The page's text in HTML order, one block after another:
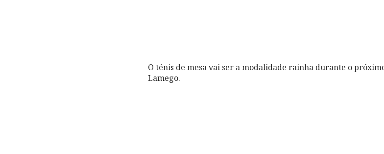
O ténis de mesa vai ser a modalidade rainha durante o
Lamego.